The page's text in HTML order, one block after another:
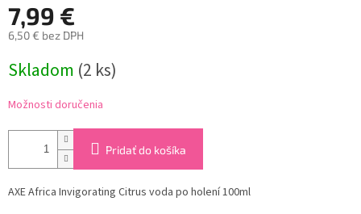
7,99 €
6,50 € bez DPH
cena:
Skladom (2 ks)
Možnosti doručenia
Pridať do košíka
AXE Africa Invigorating Citrus voda po holení 100ml